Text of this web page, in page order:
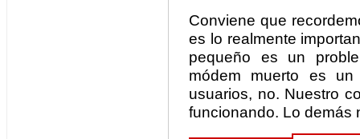
Conviene que
es lo realmente
pequeño es un
módem muerto es
usuarios, no. Nuestro
funcionando. Lo demás